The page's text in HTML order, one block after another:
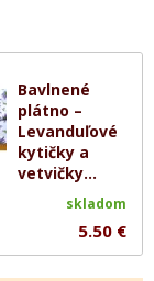
Bavlnené
plátno –
Levanduľové
kytičky a
vetvičky...
skladom
5.50 €